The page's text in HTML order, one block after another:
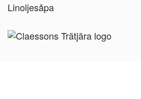
Linoljesåpa